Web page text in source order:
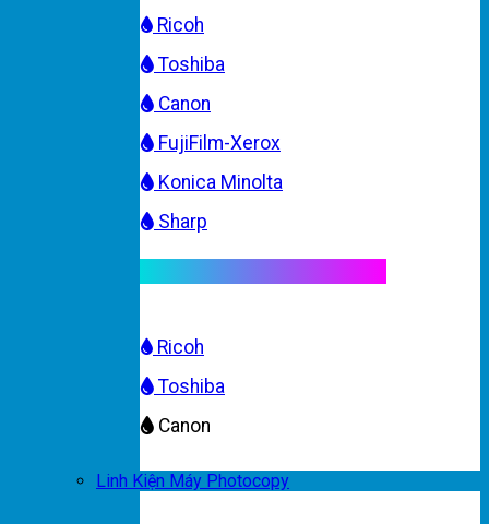
Ricoh
Toshiba
Canon
FujiFilm-Xerox
Konica Minolta
Sharp
Ricoh
Toshiba
Canon
Linh Kiện Máy Photocopy